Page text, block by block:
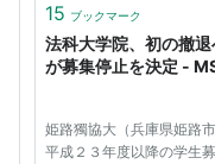
15 ブックマーク
法科大学院、初の撤
が募集停止を決定 -
姫路獨協大（兵庫県姫路
平成２３年度以降の学生